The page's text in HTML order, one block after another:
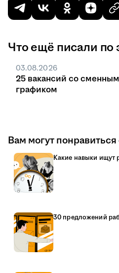
Что ещё писали по
03.08.2026
25 вакансий со сменным
графиком
Вам могут понравиться
Какие навыки ищут
30 предложений